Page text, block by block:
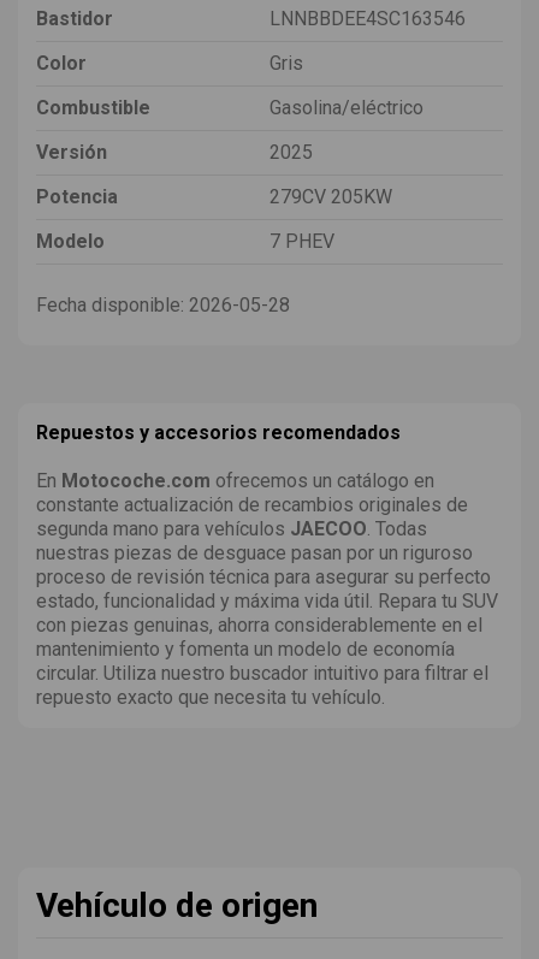
Bastidor
LNNBBDEE4SC163546
Color
Gris
Combustible
Gasolina/eléctrico
Versión
2025
Potencia
279CV 205KW
Modelo
7 PHEV
Fecha disponible: 2026-05-28
Repuestos y accesorios recomendados
En Motocoche.com ofrecemos un catálogo en
constante actualización de recambios originales de
segunda mano para vehículos JAECOO . Todas
nuestras piezas de desguace pasan por un riguroso
proceso de revisión técnica para asegurar su perfecto
estado, funcionalidad y máxima vida útil. Repara tu SUV
con piezas genuinas, ahorra considerablemente en el
mantenimiento y fomenta un modelo de economía
circular. Utiliza nuestro buscador intuitivo para filtrar el
repuesto exacto que necesita tu vehículo.
Vehículo de origen